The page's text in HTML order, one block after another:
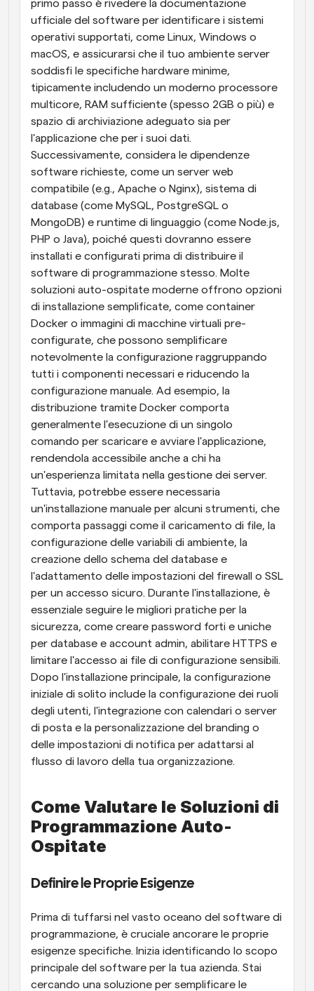
primo passo è rivedere la documentazione
ufficiale del software per identificare i sistemi
operativi supportati, come Linux, Windows o
macOS, e assicurarsi che il tuo ambiente server
soddisfi le specifiche hardware minime,
tipicamente includendo un moderno processore
multicore, RAM sufficiente (spesso 2GB o più) e
spazio di archiviazione adeguato sia per
l'applicazione che per i suoi dati.
Successivamente, considera le dipendenze
software richieste, come un server web
compatibile (e.g., Apache o Nginx), sistema di
database (come MySQL, PostgreSQL o
MongoDB) e runtime di linguaggio (come Node.js,
PHP o Java), poiché questi dovranno essere
installati e configurati prima di distribuire il
software di programmazione stesso. Molte
soluzioni auto-ospitate moderne offrono opzioni
di installazione semplificate, come container
Docker o immagini di macchine virtuali pre-
configurate, che possono semplificare
notevolmente la configurazione raggruppando
tutti i componenti necessari e riducendo la
configurazione manuale. Ad esempio, la
distribuzione tramite Docker comporta
generalmente l'esecuzione di un singolo
comando per scaricare e avviare l'applicazione,
rendendola accessibile anche a chi ha
un'esperienza limitata nella gestione dei server.
Tuttavia, potrebbe essere necessaria
un'installazione manuale per alcuni strumenti, che
comporta passaggi come il caricamento di file, la
configurazione delle variabili di ambiente, la
creazione dello schema del database e
l'adattamento delle impostazioni del firewall o SSL
per un accesso sicuro. Durante l'installazione, è
essenziale seguire le migliori pratiche per la
sicurezza, come creare password forti e uniche
per database e account admin, abilitare HTTPS e
limitare l'accesso ai file di configurazione sensibili.
Dopo l'installazione principale, la configurazione
iniziale di solito include la configurazione dei ruoli
degli utenti, l'integrazione con calendari o server
di posta e la personalizzazione del branding o
delle impostazioni di notifica per adattarsi al
flusso di lavoro della tua organizzazione.
Come Valutare le Soluzioni di
Programmazione Auto-
Ospitate
Definire le Proprie Esigenze
Prima di tuffarsi nel vasto oceano del software di
programmazione, è cruciale ancorare le proprie
esigenze specifiche. Inizia identificando lo scopo
principale del software per la tua azienda. Stai
cercando una soluzione per semplificare le